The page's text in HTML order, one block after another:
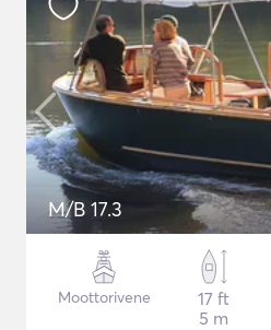
M/B 17.3
Moottorivene
17 ft
5 m